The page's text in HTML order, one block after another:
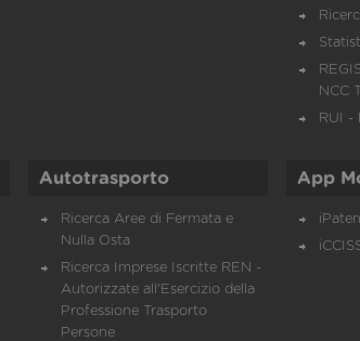
NCC
RUI -
Autotrasporto
Ricerca Aree di Fermata e
Nulla Osta
Ricerca Imprese Iscritte REN -
Autorizzate all'Esercizio della
Professione Trasporto
Persone
App